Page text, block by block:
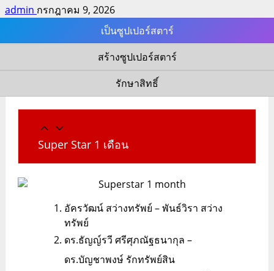
admin กรกฎาคม 9, 2026
เป็นซูปเปอร์สตาร์
สร้างซูปเปอร์สตาร์
รักษาสิทธิ์
Super Star 1 เดือน
อัครวัฒน์ สว่างทรัพย์ – พันธ์วิรา สว่าง
ทรัพย์
ดร.ธัญญ์รวี ศรีศุภณัฐธนากุล –
ดร.บัญชาพงษ์ รักทรัพย์สิน